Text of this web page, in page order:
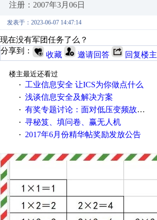
注册：2007年3月06日
发表于：2023-06-07 14:47:14
现在没有军团任务了么？
分享到：
收藏 邀请回答 回复楼主
楼主最近还看过
·
工业信息安全 让ICS为你做点什么
· 浅谈信息安全及解决方案
· 有奖专题讨论：面对低压变频故障，老手是这样解决的！
· 寻秘笈、填问卷、赢无人机
· 2017年6月份精华帖奖励发放公告